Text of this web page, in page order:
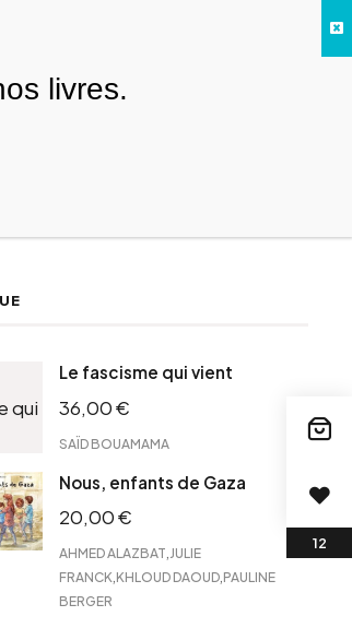
Le fascisme qui vient
36,00€
SAÏD BOUAMAMA
Nous, enfants de Gaza
20,00€
AHMED ALAZBAT JULIE
FRANCK KHLOUD DAOUD PAULINE
BERGER
livres.